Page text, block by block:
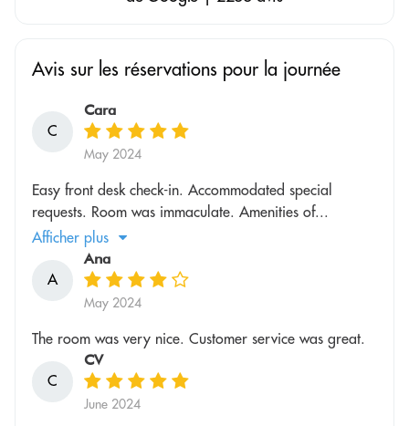
Avis sur les réservations pour la journée
C
Cara
May 2024
Easy front desk check-in. Accommodated special
requests. Room was immaculate. Amenities of...
Afficher plus
A
Ana
May 2024
The room was very nice. Customer service was great.
C
CV
June 2024